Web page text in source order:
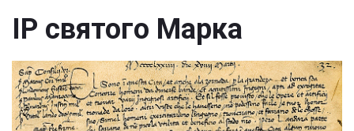
IP святого Марка